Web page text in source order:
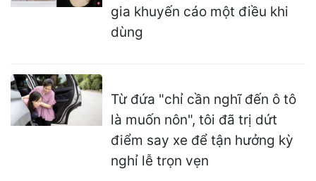
gia khuyến cáo một điều khi
dùng
Từ đứa "chỉ cần nghĩ đến ô tô
là muốn nôn", tôi đã trị dứt
điểm say xe để tận hưởng kỳ
nghỉ lễ trọn vẹn